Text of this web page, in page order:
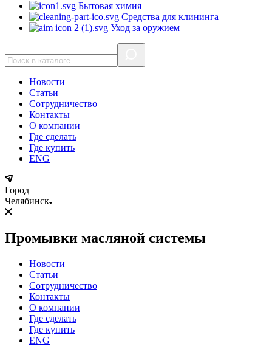
Бытовая химия
Средства для клининга
Уход за оружием
Новости
Статьи
Сотрудничество
Контакты
О компании
Где сделать
Где купить
ENG
Город
Челябинск
Промывки масляной системы
Новости
Статьи
Сотрудничество
Контакты
О компании
Где сделать
Где купить
ENG